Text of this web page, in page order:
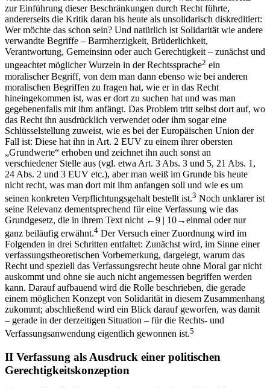
zur Einführung dieser Beschränkungen durch Recht führte,
andererseits die Kritik daran bis heute als unsolidarisch diskreditiert:
Wer möchte das schon sein? Und natürlich ist Solidarität wie andere
verwandte Begriffe – Barmherzigkeit, Brüderlichkeit,
Verantwortung, Gemeinsinn oder auch Gerechtigkeit – zunächst und
ungeachtet möglicher Wurzeln in der Rechtssprache2 ein
moralischer Begriff, von dem man dann ebenso wie bei anderen
moralischen Begriffen zu fragen hat, wie er in das Recht
hineingekommen ist, was er dort zu suchen hat und was man
gegebenenfalls mit ihm anfängt. Das Problem tritt selbst dort auf, wo
das Recht ihn ausdrücklich verwendet oder ihm sogar eine
Schlüsselstellung zuweist, wie es bei der Europäischen Union der
Fall ist: Diese hat ihn in Art. 2 EUV zu einem ihrer obersten
„Grundwerte“ erhoben und zeichnet ihn auch sonst an
verschiedener Stelle aus (vgl. etwa Art. 3 Abs. 3 und 5, 21 Abs. 1,
24 Abs. 2 und 3 EUV etc.), aber man weiß im Grunde bis heute
nicht recht, was man dort mit ihm anfangen soll und wie es um
seinen konkreten Verpflichtungsgehalt bestellt ist.3 Noch unklarer ist
seine Relevanz dementsprechend für eine Verfassung wie das
Grundgesetz, die in ihrem Text nicht ←9 | 10→einmal oder nur
ganz beiläufig erwähnt.4 Der Versuch einer Zuordnung wird im
Folgenden in drei Schritten entfaltet: Zunächst wird, im Sinne einer
verfassungstheoretischen Vorbemerkung, dargelegt, warum das
Recht und speziell das Verfassungsrecht heute ohne Moral gar nicht
auskommt und ohne sie auch nicht angemessen begriffen werden
kann. Darauf aufbauend wird die Rolle beschrieben, die gerade
einem möglichen Konzept von Solidarität in diesem Zusammenhang
zukommt; abschließend wird ein Blick darauf geworfen, was damit
– gerade in der derzeitigen Situation – für die Rechts- und
Verfassungsanwendung eigentlich gewonnen ist.5
II Verfassung als Ausdruck einer politischen
Gerechtigkeitskonzeption